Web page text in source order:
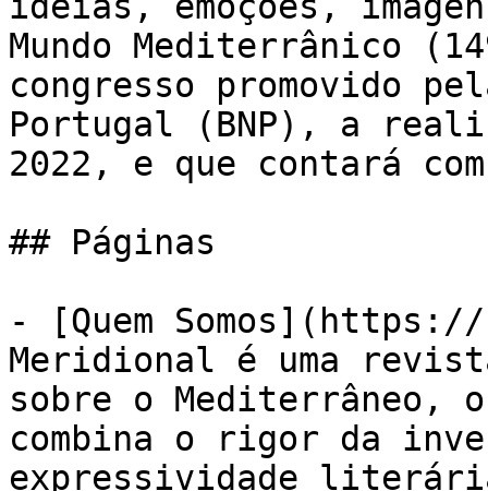
Mundo Mediterrânico
congresso promovido
Portugal (BNP), a
2022, e que contará
## Páginas
- [Quem
Meridional é uma
sobre o Mediterrâneo,
combina o rigor da
expressividade